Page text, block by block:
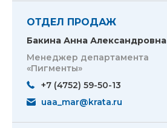
ОТДЕЛ ПРОДАЖ
Бакина Анна Александровна
Менеджер департамента
«Пигменты»
+7 (4752) 59-50-13
uaa_mar@krata.ru